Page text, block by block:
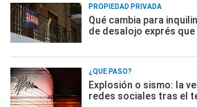
PROPIEDAD PRIVADA
Qué cambia para
de desalojo exprés
¿QUÉ PASÓ?
Explosión o sismo: la
redes sociales tras el